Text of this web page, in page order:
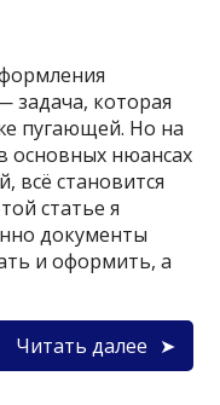
которая
пугающей. Но на
основных нюансах
всё становится
статье я
документы
и оформить, а
Читать далее